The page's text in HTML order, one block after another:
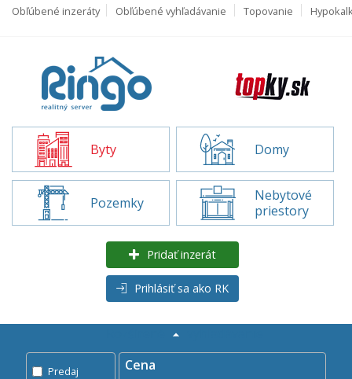
Obľúbené inzeráty Obľúbené vyhľadávanie Topovanie
Byty Domy
Pozemky
Nebytové
priestory
Pridať inzerát
Prihlásiť sa ako RK
Predaj
Cena